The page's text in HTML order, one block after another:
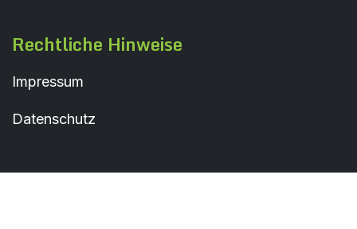
Rechtliche Hinweise
Impressum
Datenschutz